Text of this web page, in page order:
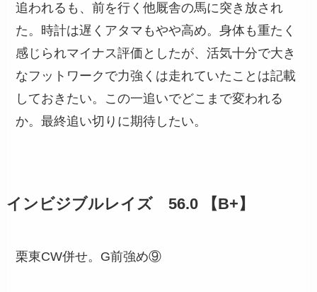
追われるも、前を行く他厩舎の馬に突き放され
た。時計は遅くアタマもやや高め。身体も重たく
感じられマイナス評価としたが、活気十分で大き
なフットワークで力強くは走れていたことは記載
しておきたい。この一追いでどこまで変われる
か。最終追い切りに期待したい。
インビジブルレイズ 56.0 【B+】
栗東CW併せ。G前強め⑨